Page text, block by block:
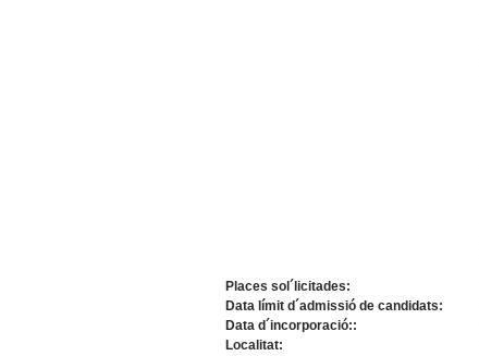
Places sol´licitades:
Data límit d´admissió de candidats:
Data d´incorporació::
Localitat: